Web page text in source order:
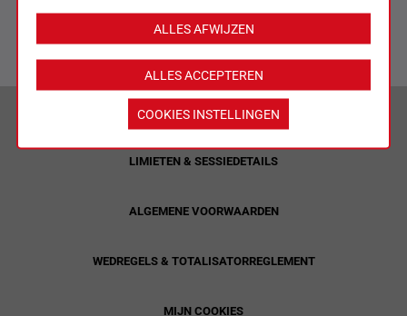
VERANTWOORD WEDDEN & PRIVACYVERKLARING
LIMIETEN & SESSIEDETAILS
ALGEMENE VOORWAARDEN
WEDREGELS & TOTALISATORREGLEMENT
MIJN COOKIES
ALLES ACCEPTEREN
ALLES AFWIJZEN
COOKIES INSTELLINGEN